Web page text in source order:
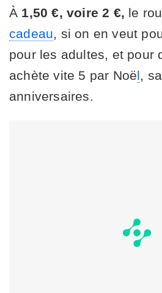
À 1,50 €, voire 2 €, le
cadeau, si on en veut
pour les adultes, et pour
achète vite 5 par Noël,
anniversaires.